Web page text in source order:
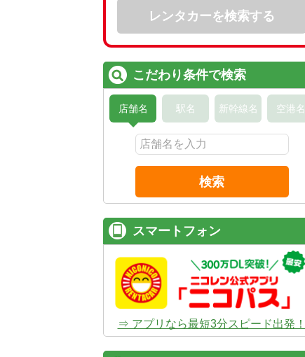
レンタカーを検索する
こだわり条件で検索
店舗名 駅名 新幹線名 空港名
検索
スマートフォン
⇒ アプリなら最短3分スピード出発！